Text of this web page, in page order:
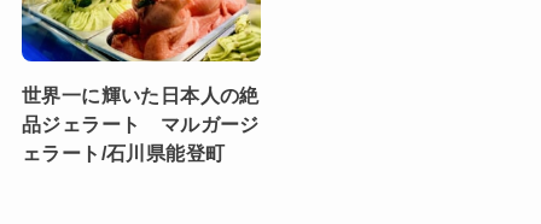
世界一に輝いた日本人の絶
品ジェラート マルガージ
ェラート/石川県能登町